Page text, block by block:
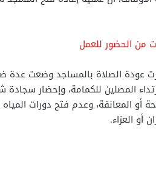
عودة الصلاة بالمساجد وضعت عدة
المصلين للكمامة، وإحضار
المعانقة، وعدم فتح دورات المياه
أو العزاء.